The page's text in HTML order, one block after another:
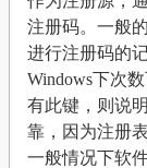
注册码。一般
进行注册码的记
Windows下次
有此键，则说
靠，因为注册
一般情况下软